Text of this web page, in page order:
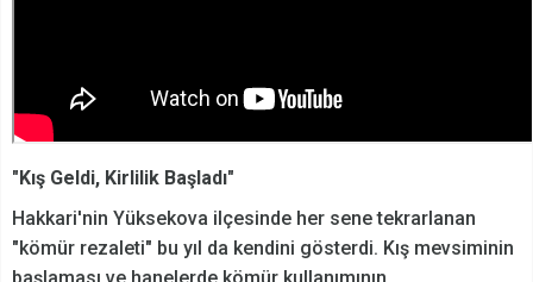
"Kış Geldi, Kirlilik Başladı"
Hakkari'nin Yüksekova ilçesinde her sene tekrarlanan
"kömür rezaleti" bu yıl da kendini gösterdi. Kış mevsiminin